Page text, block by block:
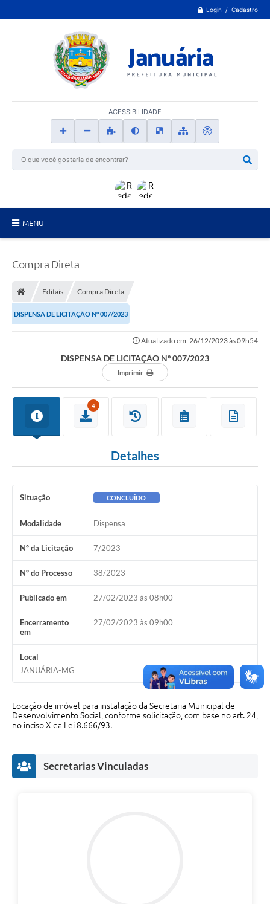
Login / Cadastro
ACESSIBILIDADE
MENU
Secretarias
Carta de Serviços
Turismo
Legislação
Agenda
Telefones Úteis
Ouvidoria
Cavernas do Peruaçu
Notícias
Links e Sites
Diário Oficial
Links
Enquete
Compra Direta
Editais Compra Direta
DISPENSA DE LICITAÇÃO Nº 007/2023
Atualizado em: 26/12/2023 às 09h54
DISPENSA DE LICITAÇÃO Nº 007/2023
Imprimir
4
Detalhes
Situação CONCLUÍDO
Modalidade Dispensa
Nº da Licitação 7/2023
Nº do Processo 38/2023
Publicado em 27/02/2023 às 08h00
Encerramento
em
27/02/2023 às 09h00
Local
JANUÁRIA-MG
Locação de imóvel para instalação da Secretaria Municipal de
Desenvolvimento Social, conforme solicitação, com base no art. 24,
no inciso X da Lei 8.666/93.
Secretarias Vinculadas